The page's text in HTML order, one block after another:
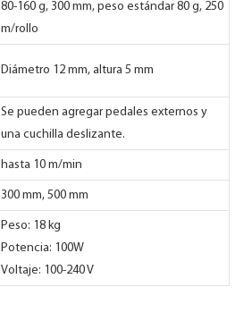
80-160 g, 300 mm, peso estándar 80 g, 250
m/rollo
Diámetro 12 mm, altura 5 mm
Se pueden agregar pedales externos y
una cuchilla deslizante.
hasta 10 m/min
300 mm, 500 mm
Peso: 18 kg
Potencia: 100W
Voltaje: 100-240 V